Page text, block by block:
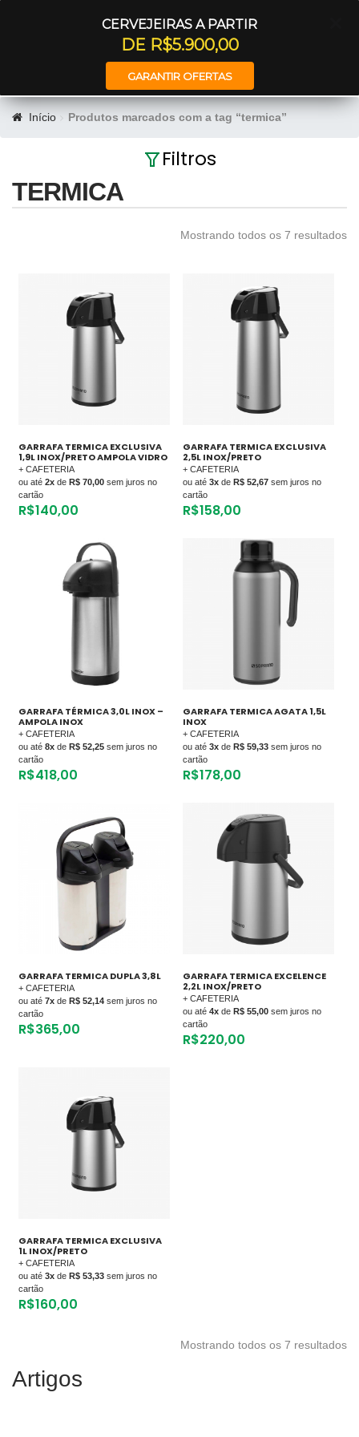
CERVEJEIRAS A PARTIR
DE R$5.900,00
GARANTIR OFERTAS
Início Produtos marcados com a tag “termica”
Filtros
TERMICA
Mostrando todos os 7 resultados
GARRAFA TERMICA EXCLUSIVA
1,9L INOX/PRETO AMPOLA VIDRO
+ CAFETERIA
ou até 2x de R$ 70,00 sem juros no
cartão
R$140,00
GARRAFA TERMICA EXCLUSIVA
2,5L INOX/PRETO
+ CAFETERIA
ou até 3xde R$ 52,67sem juros no
cartão
R$158,00
GARRAFA TÉRMICA 3,0L INOX –
AMPOLA INOX
+ CAFETERIA
ou até 8x de R$ 52,25 sem juros no
cartão
R$418,00
GARRAFA TERMICA AGATA 1,5L
INOX
+ CAFETERIA
ou até 3xde R$ 59,33sem juros no
cartão
R$178,00
GARRAFA TERMICA DUPLA 3,8L
+ CAFETERIA
ou até 7x de R$ 52,14 sem juros no
cartão
R$365,00
GARRAFA TERMICA EXCELENCE
2,2L INOX/PRETO
+ CAFETERIA
ou até 4xde R$ 55,00sem juros no
cartão
R$220,00
GARRAFA TERMICA EXCLUSIVA
1L INOX/PRETO
+ CAFETERIA
ou até 3x de R$ 53,33 sem juros no
cartão
R$160,00
Mostrando todos os 7 resultados
Artigos